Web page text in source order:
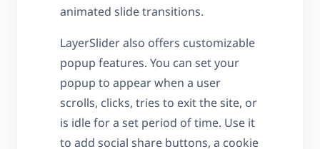
animated slide transitions.
LayerSlider also offers customizable
popup features. You can set your
popup to appear when a user
scrolls, clicks, tries to exit the site, or
is idle for a set period of time. Use it
to add social share buttons, a cookie